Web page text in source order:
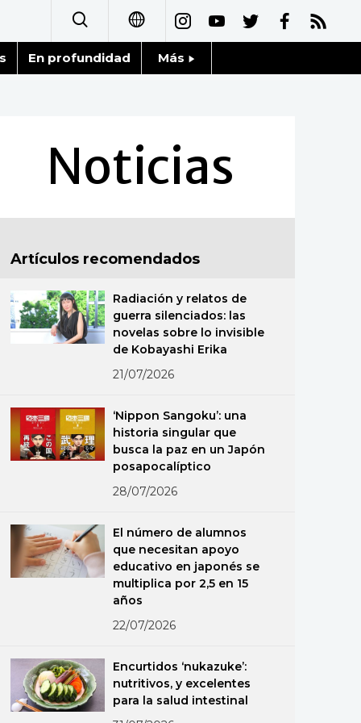
日本語
简体字
繁體字
العربية
Русский
En profundidad Más
Fragmentos de Japón
Gente
Blog
Tokio
Avisos
Noticias
Artículos recomendados
Radiación y relatos de
guerra silenciados: las
novelas sobre lo invisible
de Kobayashi Erika
21/07/2026
‘Nippon Sangoku’: una
historia singular que
busca la paz en un Japón
posapocalíptico
28/07/2026
El número de alumnos
que necesitan apoyo
educativo en japonés se
multiplica por 2,5 en 15
años
22/07/2026
Encurtidos ‘nukazuke’:
nutritivos, y excelentes
para la salud intestinal